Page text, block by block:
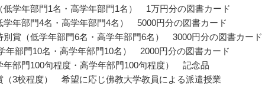
低学年部門1名・高学年部門1名） 1万円分の図書カード
学年部門4名・高学年部門4名） 5000円分の図書カード
別賞（低学年部門6名・高学年部門6名） 3000円分の図書カード
年部門10名・高学年部門10名） 2000円分の図書カード
年部門100句程度・高学年部門100句程度） 記念品
（3校程度） 希望に応じ佛教大学教員による派遣授業